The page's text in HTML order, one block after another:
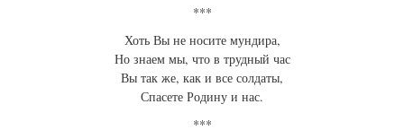
***
Хоть Вы не носите мундира,
Но знаем мы, что в трудный час
Вы так же, как и все солдаты,
Спасете Родину и нас.
***